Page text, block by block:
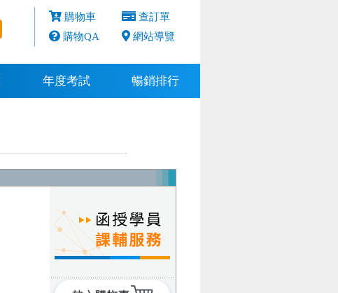
購物車
查訂單
購物QA
網站導覽
年度考試 暢銷排行